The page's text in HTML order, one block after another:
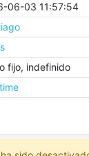
06-03 11:57:54
fijo, indefinido